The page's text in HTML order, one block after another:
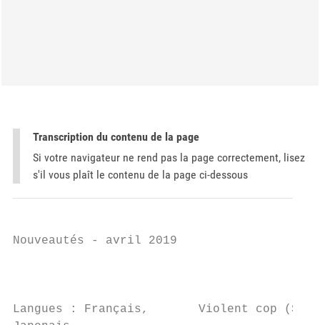
Transcription du contenu de la page
Si votre navigateur ne rend pas la page correctement, lisez
s'il vous plaît le contenu de la page ci-dessous
Nouveautés - avril 2019
Langues : Français,       Violent cop